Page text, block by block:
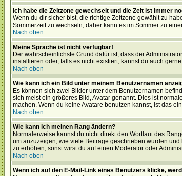
Ich habe die Zeitzone gewechselt und die Zeit ist immer
Wenn du dir sicher bist, die richtige Zeitzone gewählt zu
Sommerzeit zu wechseln, daher kann es im Sommer zu
Nach oben
Meine Sprache ist nicht verfügbar!
Der wahrscheinlichste Grund dafür ist, dass der
installieren oder, falls es nicht existiert, kannst du auch
Nach oben
Wie kann ich ein Bild unter meinem Benutzernamen
Es können sich zwei Bilder unter dem Benutzernamen
sich meist ein größeres Bild, Avatar genannt. Dies ist
machen. Wenn du keine Avatare benutzen kannst, ist das
Nach oben
Wie kann ich meinen Rang ändern?
Normalerweise kannst du nicht direkt den Wortlaut des
um anzuzeigen, wie viele Beiträge geschrieben wurden
zu erhöhen, sonst wirst du auf einen Moderator oder
Nach oben
Wenn ich auf den E-Mail-Link eines Benutzers klicke,